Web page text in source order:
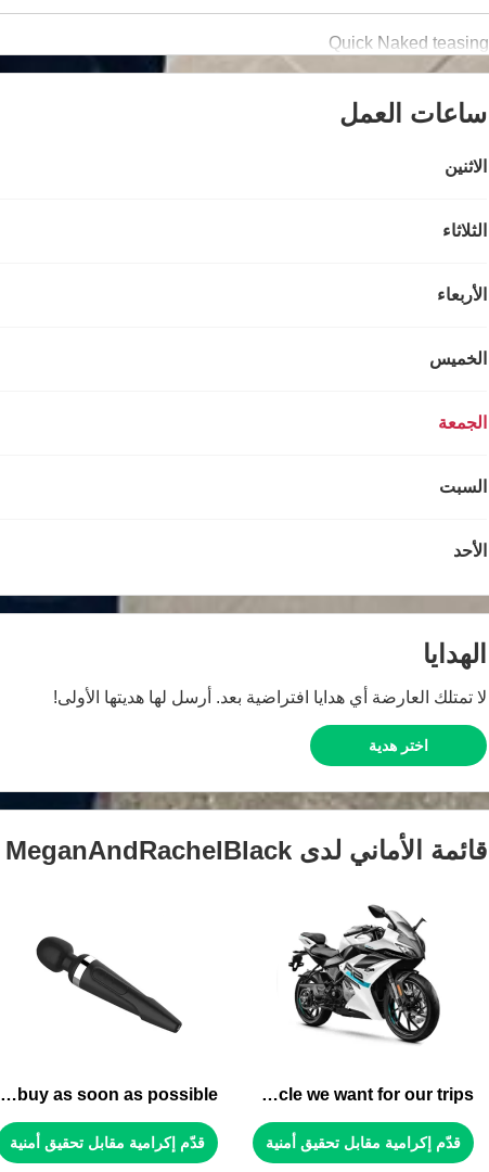
Quick Naked teasing
ساعات العمل
الاثنين
الثلاثاء
الأربعاء
الخميس
الجمعة
السبت
الأحد
الهدايا
لا تمتلك العارضة أي هدايا افتراضية بعد. أرسل لها هديتها الأولى!
اختر هدية
قائمة الأماني لدى MeganAndRachelBlack
the motorcycle we want for our trips
قدّم إكرامية مقابل تحقيق أمنية
the toy we want to buy as soon as possible
قدّم إكرامية مقابل تحقيق أمنية